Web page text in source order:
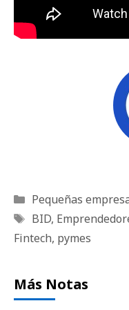
Categorías
Pequeñas
Etiquetas
BID,
Fintech, pymes
Más Notas